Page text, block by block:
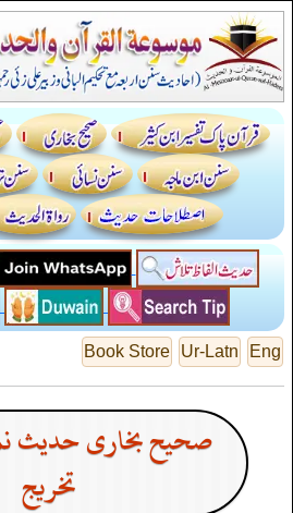
Eng
Ur-Latn
Book Store
تخریج